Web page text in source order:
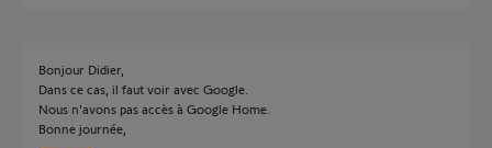
Bonjour Didier,
Dans ce cas, il faut voir avec Google.
Nous n'avons pas accès à Google Home.
Bonne journée,